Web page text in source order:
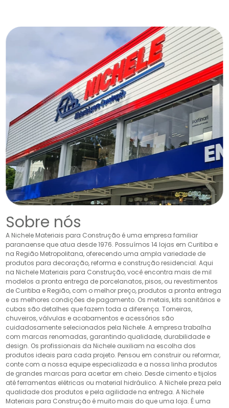
Sobre nós
A Nichele Materiais para Construção é uma empresa familiar
paranaense que atua desde 1976. Possuímos 14 lojas em Curitiba e
na Região Metropolitana, oferecendo uma ampla variedade de
produtos para decoração, reforma e construção residencial. Aqui
na Nichele Materiais para Construção, você encontra mais de mil
modelos a pronta entrega de porcelanatos, pisos, ou revestimentos
de Curitiba e Região, com o melhor preço, produtos a pronta entrega
e as melhores condições de pagamento. Os metais, kits sanitários e
cubas são detalhes que fazem toda a diferença. Torneiras,
chuveiros, válvulas e acabamentos e acessórios são
cuidadosamente selecionados pela Nichele. A empresa trabalha
com marcas renomadas, garantindo qualidade, durabilidade e
design. Os profissionais da Nichele auxiliam na escolha dos
produtos ideais para cada projeto. Pensou em construir ou reformar,
conte com a nossa equipe especializada e a nossa linha produtos
de grandes marcas para acertar em cheio. Desde cimento e tijolos
até ferramentas elétricas ou material hidráulico. A Nichele preza pela
qualidade dos produtos e pela agilidade na entrega. A Nichele
Materiais para Construção é muito mais do que uma loja. É uma